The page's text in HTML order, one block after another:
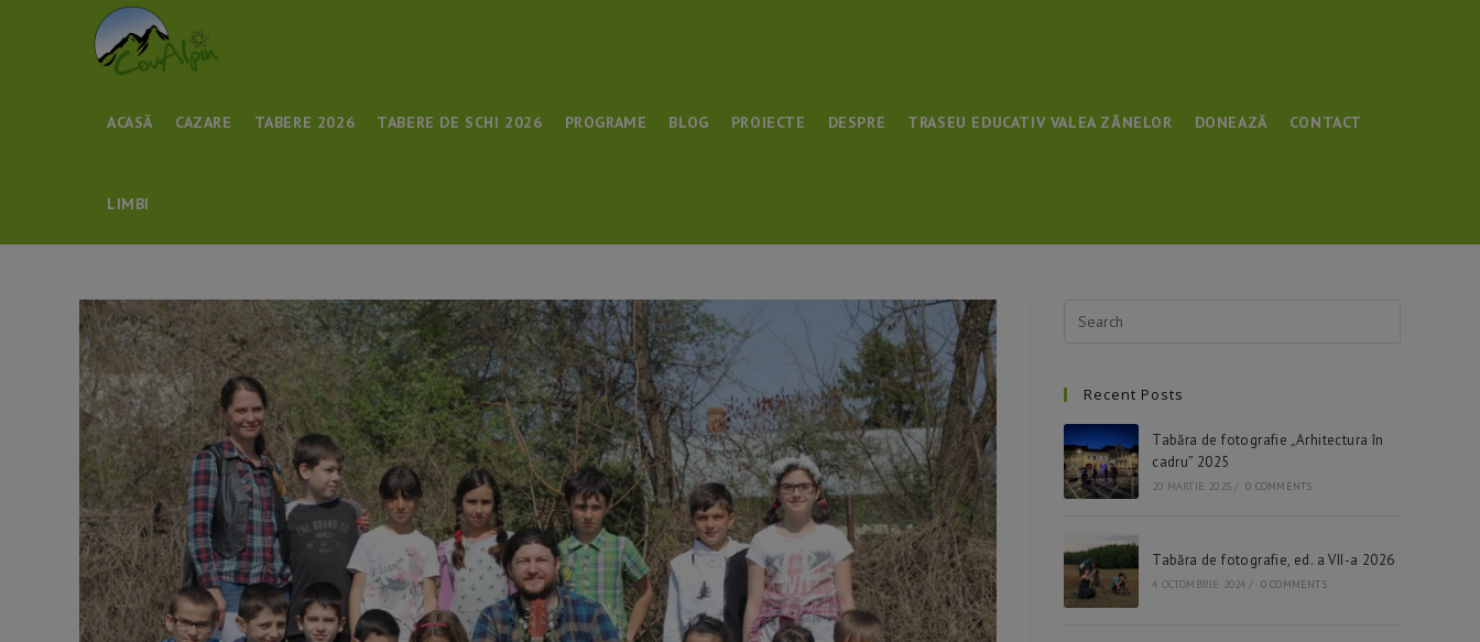
ACASĂ CAZARE TABERE 2026 TABERE DE SCHI 2026 PROGRAME BLOG PROIECTE DESPRE TRASEU EDUCATIV VALEA ZÂNELOR DONEAZĂ CONTACT
LIMBI
Recent Posts
Tabăra de fotografie „Arhitectura în
cadru” 2025
20 MARTIE 2025 / 0 COMMENTS
Tabăra de fotografie, ed. a VII-a 2026
4 OCTOMBRIE 2024 / 0 COMMENTS